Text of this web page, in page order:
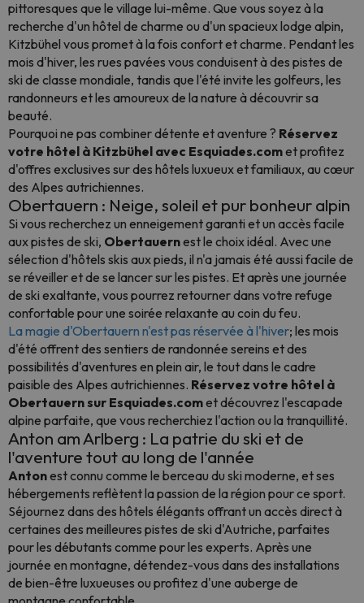
pittoresques que le village lui-même. Que vous soyez à la
recherche d'un hôtel de charme ou d'un spacieux lodge alpin,
Kitzbühel vous promet à la fois confort et charme. Pendant les
mois d'hiver, les rues pavées vous conduisent à des pistes de
ski de classe mondiale, tandis que l'été invite les golfeurs, les
randonneurs et les amoureux de la nature à découvrir sa
beauté.
Pourquoi ne pas combiner détente et aventure ? Réservez
votre hôtel à Kitzbühel avec Esquiades.comet profitez
d'offres exclusives sur des hôtels luxueux et familiaux, au cœur
des Alpes autrichiennes.
Obertauern : Neige, soleil et pur bonheur alpin
Si vous recherchez un enneigement garanti et un accès facile
aux pistes de ski, Obertauernest le choix idéal. Avec une
sélection d'hôtels skis aux pieds, il n'a jamais été aussi facile de
se réveiller et de se lancer sur les pistes. Et après une journée
de ski exaltante, vous pourrez retourner dans votre refuge
confortable pour une soirée relaxante au coin du feu.
La magie d'Obertauern n'est pas réservée à l'hiver; les mois
d'été offrent des sentiers de randonnée sereins et des
possibilités d'aventures en plein air, le tout dans le cadre
paisible des Alpes autrichiennes. Réservez votre hôtel à
Obertauern sur Esquiades.comet découvrez l'escapade
alpine parfaite, que vous recherchiez l'action ou la tranquillité.
Anton am Arlberg : La patrie du ski et de
l'aventure tout au long de l'année
Antonest connu comme le berceau du ski moderne, et ses
hébergements reflètent la passion de la région pour ce sport.
Séjournez dans des hôtels élégants offrant un accès direct à
certaines des meilleures pistes de ski d'Autriche, parfaites
pour les débutants comme pour les experts. Après une
journée en montagne, détendez-vous dans des installations
de bien-être luxueuses ou profitez d'une auberge de